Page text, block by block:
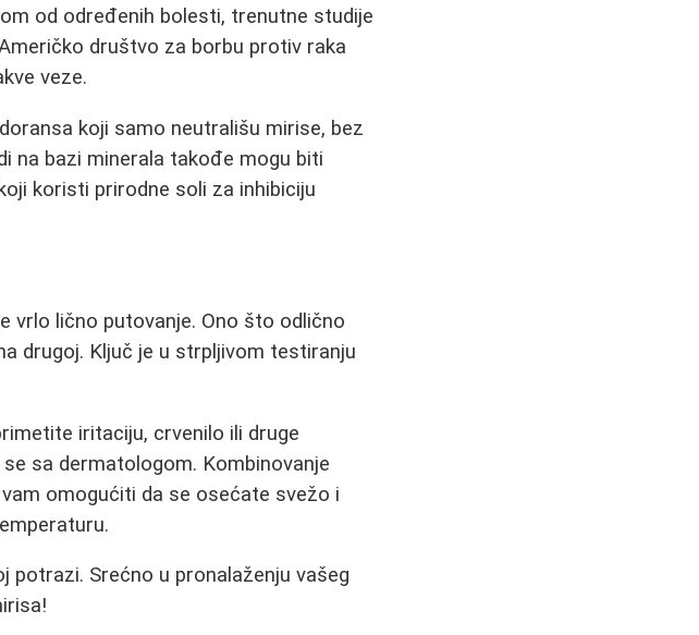
od određenih bolesti, trenutne studije
društvo za borbu protiv raka
veze.
koji samo neutrališu mirise, bez
na bazi minerala takođe mogu biti
koristi prirodne soli za inhibiciju
vrlo lično putovanje. Ono što odlično
drugoj. Ključ je u strpljivom testiranju
iritaciju, crvenilo ili druge
sa dermatologom. Kombinovanje
omogućiti da se osećate svežo i
Srećno u pronalaženju vašeg